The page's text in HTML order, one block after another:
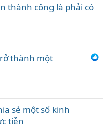
thành công là phải có
thành một
sẻ một số kinh
tiễn